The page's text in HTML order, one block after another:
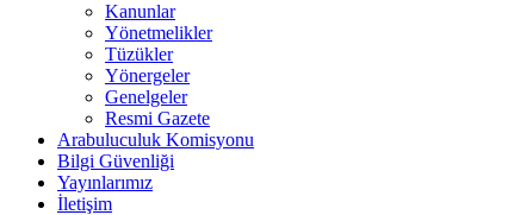
Kanunlar
Yönetmelikler
Tüzükler
Yönergeler
Genelgeler
Resmi Gazete
Arabuluculuk Komisyonu
Bilgi Güvenliği
Yayınlarımız
İletişim